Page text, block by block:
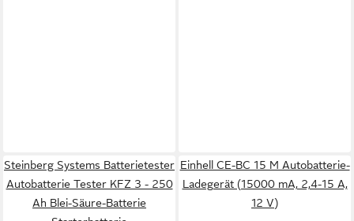
Steinberg Systems Batterietester
Autobatterie Tester KFZ 3 - 250
Ah Blei-Säure-Batterie
Einhell CE-BC 15 M Autobatterie-
Ladegerät (15000 mA, 2,4-15 A,
12 V)